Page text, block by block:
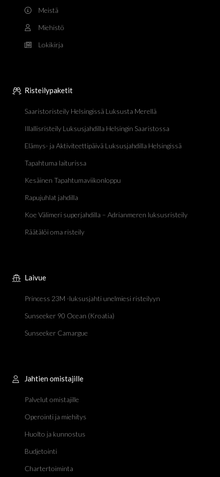
Meistä
Miehistö
Lokikirja
Risteilypaketit
Saaristoristeily Helsingissä Luksusta Merellä
Illallisristeily Luksusjahdilla Helsingin Saaristossa
Elämys- ja Aktiviteettipäivä Luksusjahdilla Helsingissä
Tapahtuma laiturissa
Kesäinen Tapahtumaviikonloppu
Rapujuhlat jahdilla
Koe Välimeri superjahdilla – Adrianmeren luksusristeily
Räätälöi oma risteily
Laivue
Princess 23M -luksusjahti unelmiesi risteilyyn
Sunseeker 90 Ocean (Kroatia)
Sunseeker Camargue
Jahtien omistajille
Palvelut omistajille
Operointi ja miehitys
Huolto ja kunnostus
Budjetointi
Chartertoiminta